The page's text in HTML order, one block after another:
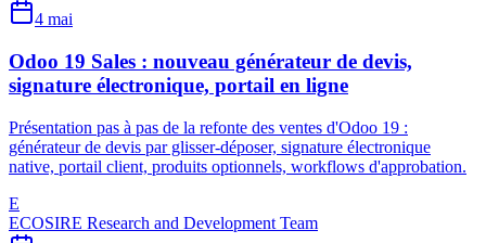
4 mai
Odoo 19 Sales : nouveau générateur de devis,
signature électronique, portail en ligne
Présentation pas à pas de la refonte des ventes d'Odoo 19 :
générateur de devis par glisser-déposer, signature électronique
native, portail client, produits optionnels, workflows d'approbation.
E
ECOSIRE Research and Development Team